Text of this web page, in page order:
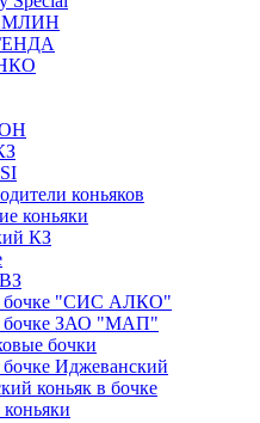
коньяков
коньяки
КЗ
бочке "СИС АЛКО"
бочке ЗАО "МАП"
бочки
Иджеванский
коньяк в бочке